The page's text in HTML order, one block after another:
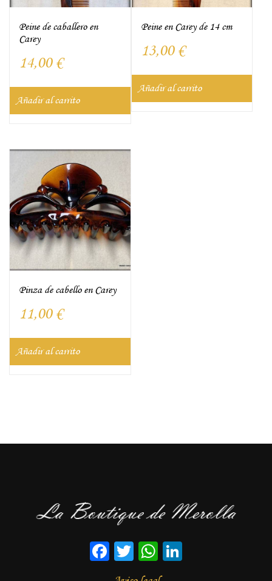
Peine de caballero en
Carey
14,00 €
Añadir al carrito
Peine en Carey de 14 cm
13,00 €
Añadir al carrito
Pinza de cabello en Carey
11,00 €
Añadir al carrito
Facebook
TwitterWhatsApp